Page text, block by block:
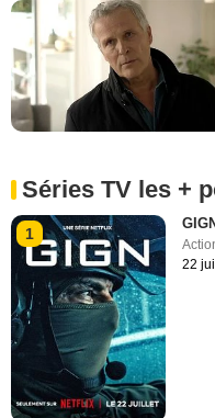
Séries TV les +
1
GIGN
22